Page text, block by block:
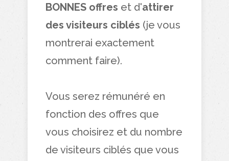
BONNES offres et d'attirer
des visiteurs ciblés (je vous
montrerai exactement
comment faire).
Vous serez rémunéré en
fonction des offres que
vous choisirez et du nombre
de visiteurs ciblés que vous